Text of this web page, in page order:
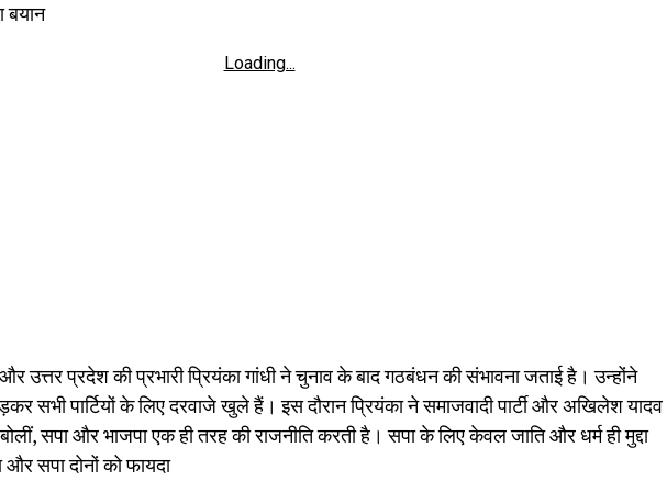
बयान
Loading...
उत्तर प्रदेश की प्रभारी प्रियंका गांधी ने चुनाव के बाद गठबंधन की संभावना जताई है। उन्होंने
सभी पार्टियों के लिए दरवाजे खुले हैं। इस दौरान प्रियंका ने समाजवादी पार्टी और अखिलेश यादव
सपा और भाजपा एक ही तरह की राजनीति करती है। सपा के लिए केवल जाति और धर्म ही मुद्दा
सपा दोनों को फायदा